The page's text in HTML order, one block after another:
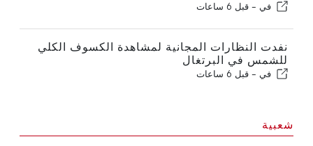
في - قبل 6 ساعات
نفدت النظارات المجانية لمشاهدة الكسوف الكلي
للشمس في البرتغال
في - قبل 6 ساعات
شعبية